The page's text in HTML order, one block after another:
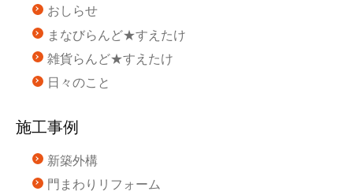
おしらせ
まなびらんど★すえたけ
雑貨らんど★すえたけ
日々のこと
施工事例
新築外構
門まわりリフォーム